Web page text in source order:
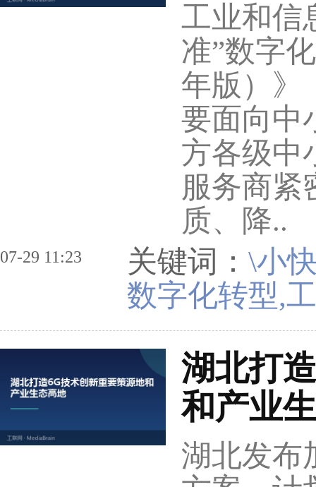
工业和信
准”数字
年版）》
要面向中
方各级中
服务商紧
质、降..
07-29 11:23 关键词： \小
数字化转型,
湖北打
和产业
湖北发布